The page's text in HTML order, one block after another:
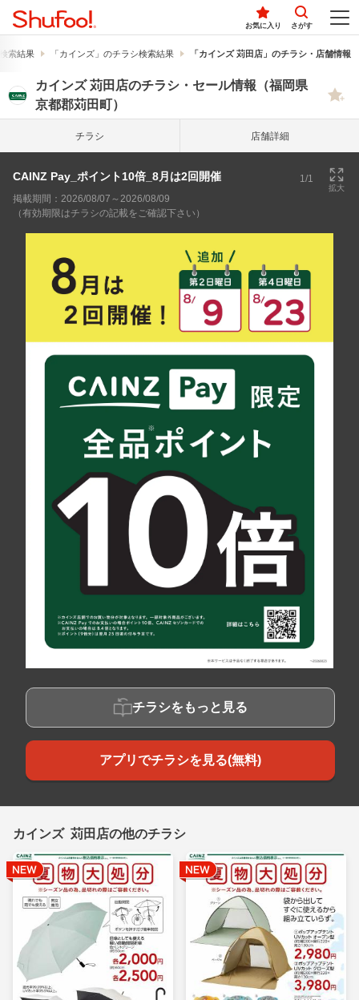
お気に入り さがす
索結果 「カインズ」のチラシ検索結果 「カインズ 苅田店」のチラシ・店舗情報
カインズ 苅田店のチラシ・セール情報（福岡県
京都郡苅田町）
チラシ 店舗詳細
CAINZ Pay_ポイント10倍_8月は2回開催 1/1
拡大
掲載期間：2026/08/07～2026/08/09
（有効期限はチラシの記載をご確認下さい）
チラシをもっと見る
アプリでチラシを見る(無料)
カインズ 苅田店の他のチラシ